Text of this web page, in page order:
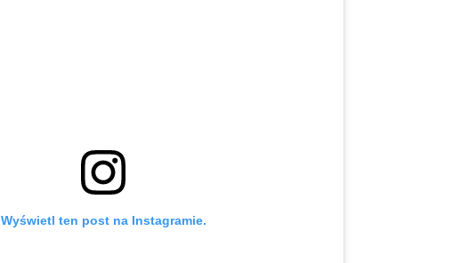
Wyświetl ten post na Instagramie.